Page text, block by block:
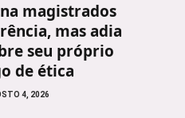
magistrados
mas adia
seu próprio
de ética
4, 2026